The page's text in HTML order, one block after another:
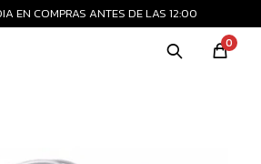
EN COMPRAS ANTES DE LAS 12:00
0
MI CUENTA